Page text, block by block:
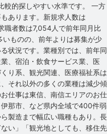
較的探しやすい水準です。 一方
あります。新規求人数は
職者数は7,054人で前年同月比
ものの、前年よりは募集が少
状況です。業種別では、前年同
、宿泊・飲食サービス業、医
り系、観光関連、医療福祉系は
それ以外の多くの業種は減少傾
仕事は東信、南信エリアのお仕
那市、など県内全域で400件弱
製造まで幅広い職種もあり。長
い」「観光地としても、移住先